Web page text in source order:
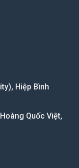
Hiệp Bình
Quốc Việt,